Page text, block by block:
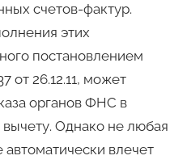
счетов-фактур.
этих
постановлением
от 26.12.11, может
органов ФНС в
Однако не любая
влечет